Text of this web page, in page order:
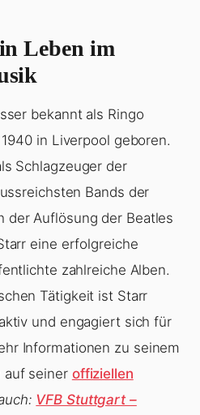
Leben im
bekannt als Ringo
in Liverpool geboren.
Schlagzeuger der
Bands der
der Auflösung der Beatles
eine erfolgreiche
zahlreiche Alben.
Tätigkeit ist Starr
und engagiert sich für
Informationen zu seinem
auf seiner offiziellen
VFB Stuttgart –